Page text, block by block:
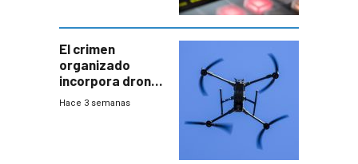
El crimen
organizado
incorpora drones
y abre un nuevo
Hace 3 semanas